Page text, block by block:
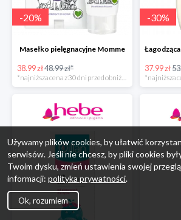
-20%
Masełko pielęgnacyjne Momme
38.99 zł48.99 zł*
-30%
37.99 zł
Używamy plików cookies, by ułatwić
serwisów. Jeśli nie chcesz, by pliki cookies
Twoim dysku, zmień ustawienia swojej
informacji: polityka prywatności.
Ok, rozumiem